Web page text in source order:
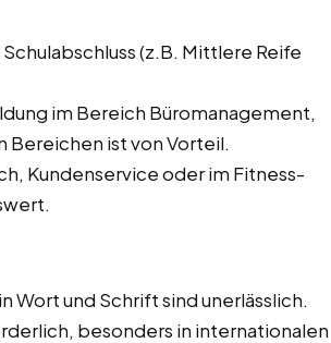
(z.B. Mittlere Reife
im Bereich Büromanagement,
ist von Vorteil.
Kundenservice oder im Fitness-
und Schrift sind unerlässlich.
besonders in internationalen